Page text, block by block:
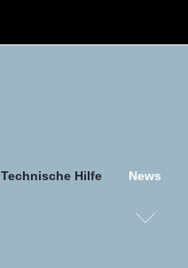
Technische Hilfe News